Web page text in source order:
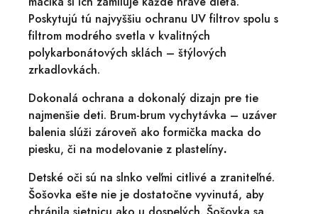
Poskytujú tú najvyššiu ochranu UV filtrov spolu s
filtrom modrého svetla v kvalitných
polykarbonátových sklách – štýlových
zrkadlovkách.
Dokonalá ochrana a dokonalý dizajn pre tie
najmenšie deti. Brum-brum vychytávka – uzáver
balenia slúži zároveň ako formička macka do
piesku, či na modelovanie z plastelíny.
Detské oči sú na slnko veľmi citlivé a zraniteľné.
Šošovka ešte nie je dostatočne vyvinutá, aby